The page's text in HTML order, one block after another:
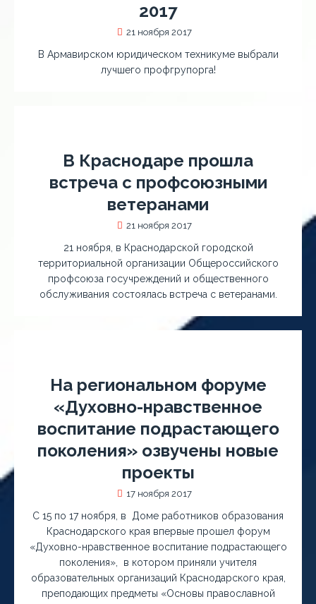
2017
21 ноября 2017
В Армавирском юридическом техникуме выбрали
лучшего профгрупорга!
В Краснодаре прошла
встреча с профсоюзными
ветеранами
21 ноября 2017
21 ноября, в Краснодарской городской
территориальной организации Общероссийского
профсоюза госучреждений и общественного
обслуживания состоялась встреча с ветеранами.
На региональном форуме
«Духовно-нравственное
воспитание подрастающего
поколения» озвучены новые
проекты
17 ноября 2017
C 15 по 17 ноября, в Доме работников образования
Краснодарского края впервые прошел форум
«Духовно-нравственное воспитание подрастающего
поколения», в котором приняли учителя
образовательных организаций Краснодарского края,
преподающих предметы «Основы православной